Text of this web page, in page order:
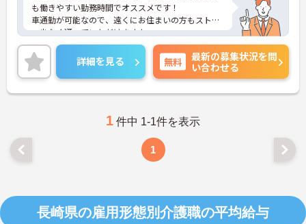
も働きやすい勤務時間でオススメです！
車通勤が可能なので、遠くにお住まいの方もストレ
ス少なく通っていただけますよ。
ご興味ある方には、面接対策ポイントなど、さらに
詳細をお話しいたしますのでお気軽にご相談くださ
い。
詳細を見る 無料
最新の募集状況を問
い合わせる
1 件中 1-1件を表示
1
長崎県の雇用形態別介護職の平均給与